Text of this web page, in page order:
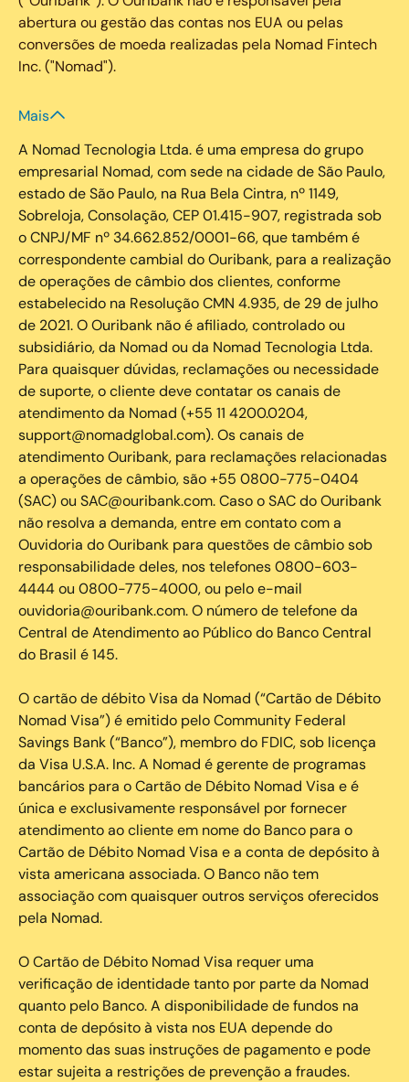
abertura ou gestão das contas nos EUA ou pelas
conversões de moeda realizadas pela Nomad Fintech
Inc. ("Nomad").
Mais
A Nomad Tecnologia Ltda. é uma empresa do grupo
empresarial Nomad, com sede na cidade de São Paulo,
estado de São Paulo, na Rua Bela Cintra, nº 1149,
Sobreloja, Consolação, CEP 01.415-907, registrada sob
o CNPJ/MF nº 34.662.852/0001-66, que também é
correspondente cambial do Ouribank, para a realização
de operações de câmbio dos clientes, conforme
estabelecido na Resolução CMN 4.935, de 29 de julho
de 2021. O Ouribank não é afiliado, controlado ou
subsidiário, da Nomad ou da Nomad Tecnologia Ltda.
Para quaisquer dúvidas, reclamações ou necessidade
de suporte, o cliente deve contatar os canais de
atendimento da Nomad (+55 11 4200.0204,
support@nomadglobal.com). Os canais de
atendimento Ouribank, para reclamações relacionadas
a operações de câmbio, são +55 0800-775-0404
(SAC) ou SAC@ouribank.com. Caso o SAC do Ouribank
não resolva a demanda, entre em contato com a
Ouvidoria do Ouribank para questões de câmbio sob
responsabilidade deles, nos telefones 0800-603-
4444 ou 0800-775-4000, ou pelo e-mail
ouvidoria@ouribank.com. O número de telefone da
Central de Atendimento ao Público do Banco Central
do Brasil é 145.
O cartão de débito Visa da Nomad (“Cartão de Débito
Nomad Visa”) é emitido pelo Community Federal
Savings Bank (“Banco”), membro do FDIC, sob licença
da Visa U.S.A. Inc. A Nomad é gerente de programas
bancários para o Cartão de Débito Nomad Visa e é
única e exclusivamente responsável por fornecer
atendimento ao cliente em nome do Banco para o
Cartão de Débito Nomad Visa e a conta de depósito à
vista americana associada. O Banco não tem
associação com quaisquer outros serviços oferecidos
pela Nomad.
O Cartão de Débito Nomad Visa requer uma
verificação de identidade tanto por parte da Nomad
quanto pelo Banco. A disponibilidade de fundos na
conta de depósito à vista nos EUA depende do
momento das suas instruções de pagamento e pode
estar sujeita a restrições de prevenção a fraudes.